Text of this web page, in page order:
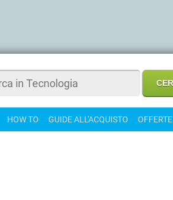
HOW TO GUIDE ALL'ACQUISTO OFFERTE